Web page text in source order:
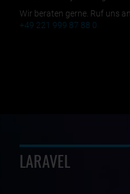
Wir beraten gerne. Ruf uns
+49 221 999 87 88 0
LARAVEL